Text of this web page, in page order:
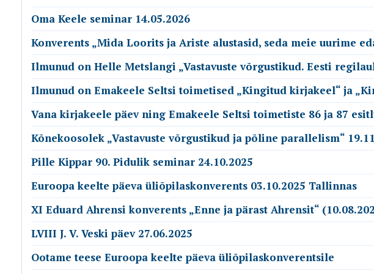
Oma Keele seminar 14.05.2026
Konverents „Mida Loorits ja Ariste alustasid, seda meie uurime
Ilmunud on Helle Metslangi „Vastavuste võrgustikud. Eesti
Ilmunud on Emakeele Seltsi toimetised „Kingitud kirjakeel“ ja
Vana kirjakeele päev ning Emakeele Seltsi toimetiste 86 ja 87
Kõnekoosolek „Vastavuste võrgustikud ja põline parallelism“
Pille Kippar 90. Pidulik seminar 24.10.2025
Euroopa keelte päeva üliõpilaskonverents 03.10.2025 Tallinnas
XI Eduard Ahrensi konverents „Enne ja pärast Ahrensit“
LVIII J. V. Veski päev 27.06.2025
Ootame teese Euroopa keelte päeva üliõpilaskonverentsile